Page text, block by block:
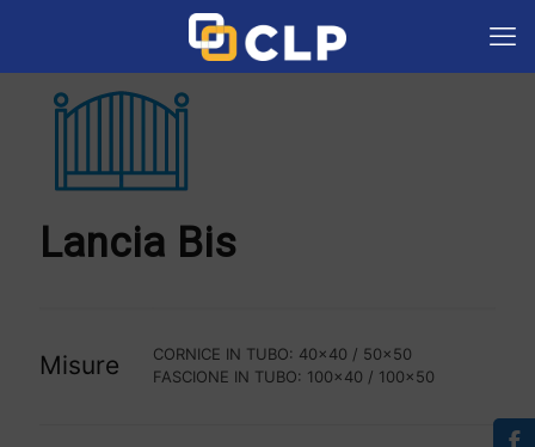
Lancia Bis
Misure
CORNICE IN TUBO: 40x40 / 50x50
FASCIONE IN TUBO: 100x40 / 100x50